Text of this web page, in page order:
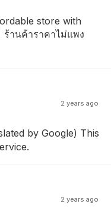
store with
ร้านค้าราคาไม่แพง
2 years ago
by Google) This
2 years ago